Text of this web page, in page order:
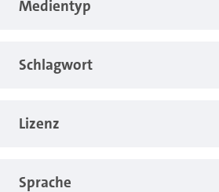
Medientyp
Schlagwort
Lizenz
Sprache